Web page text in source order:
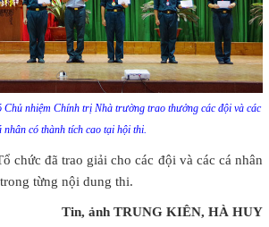
nhiệm Chính trị Nhà trường trao thưởng các đội và các
nhân có thành tích cao tại hội thi.
chức đã trao giải cho các đội và các cá nhân
từng nội dung thi.
Tin, ảnh TRUNG KIÊN, HÀ HUY